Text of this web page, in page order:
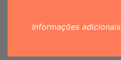
Informações adicionais